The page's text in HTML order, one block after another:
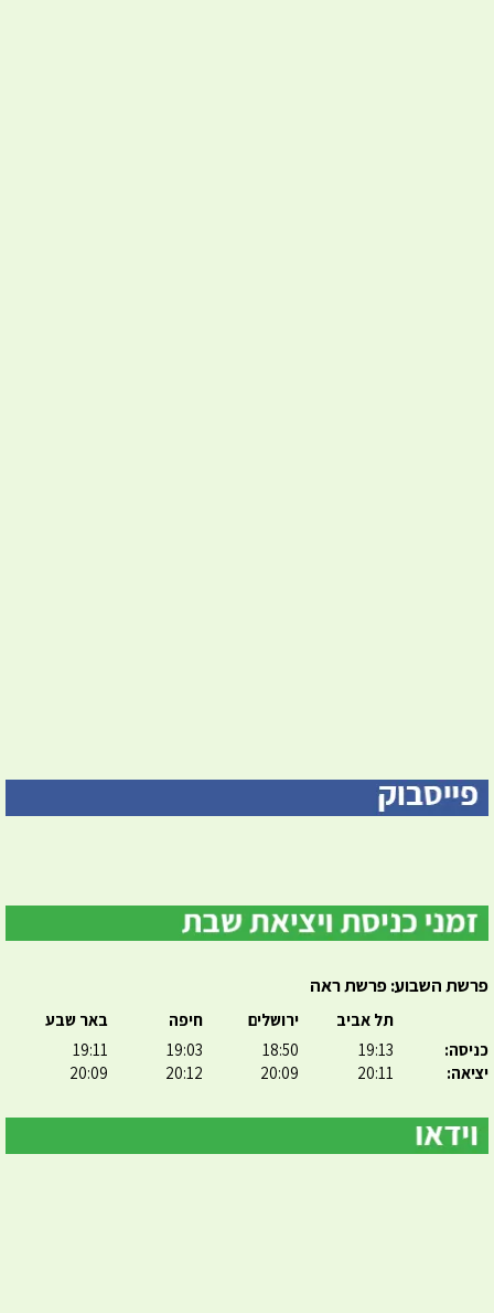
פרשת השבוע: פרשת ראה
כניסה:
יציאה:
תל אביב
19:13
20:11
ירושלים
18:50
20:09
חיפה
19:03
20:12
באר שבע
19:11
20:09